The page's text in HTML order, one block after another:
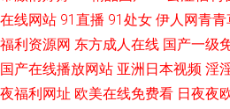
址 www青青草原 少妇裸交AA大片 91精品
海角 国产精品区你懂的 深夜福利九一 九九
在线网站 91直播 91处女 伊人网青青
福利资源网 东方成人在线 国产一级
国产在线播放网站 亚洲日本视频 淫
夜福利网址 欧美在线免费看 日夜夜